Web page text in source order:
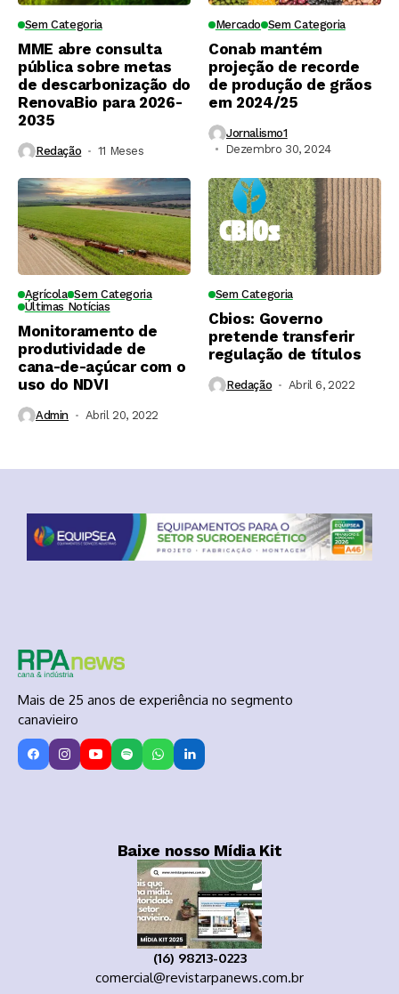
Sem Categoria
MME abre consulta
pública sobre metas
de descarbonização do
RenovaBio para 2026-
2035
Redação 11 Meses ⁮
Mercado Sem Categoria
Conab mantém
projeção de recorde
de produção de grãos
em 2024/25
Jornalismo1
Dezembro 30, 2024
Agrícola Sem Categoria
Últimas Notícias
Monitoramento de
produtividade de
cana-de-açúcar com o
uso do NDVI
Admin Abril 20, 2022
Sem Categoria
Cbios: Governo
pretende transferir
regulação de títulos
Redação Abril 6, 2022
Mais de 25 anos de experiência no segmento
canavieiro
Baixe nosso Mídia Kit
(16) 98213-0223
comercial@revistarpanews.com.br